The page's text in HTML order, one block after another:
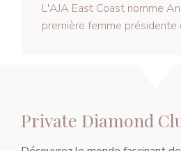
L'AJA East Coast nomme
première femme présidente
Private Diamond